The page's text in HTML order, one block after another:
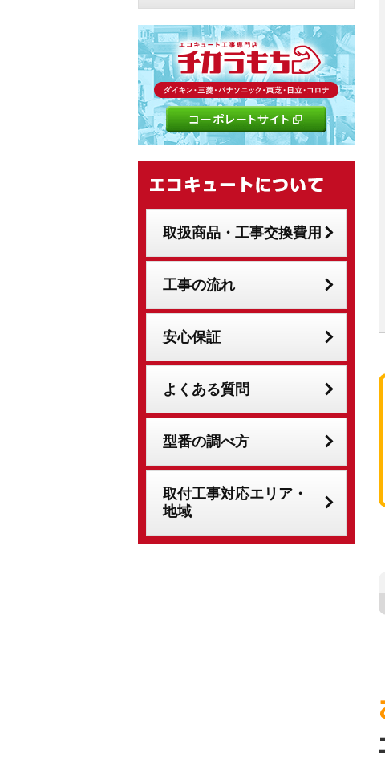
取扱商品・工事交換費用
工事の流れ
安心保証
よくある質問
型番の調べ方
取付工事対応エリア・
地域